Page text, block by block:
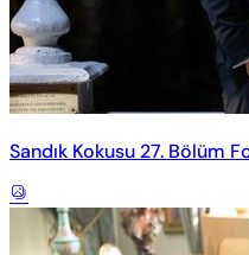
Sandık Kokusu 27. Bölüm